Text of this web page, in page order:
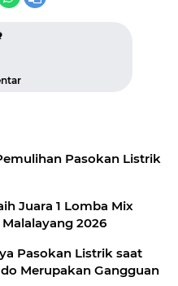
Pasokan Listrik
Juara 1 Lomba Mix
2026
Pasokan Listrik saat
Merupakan Gangguan